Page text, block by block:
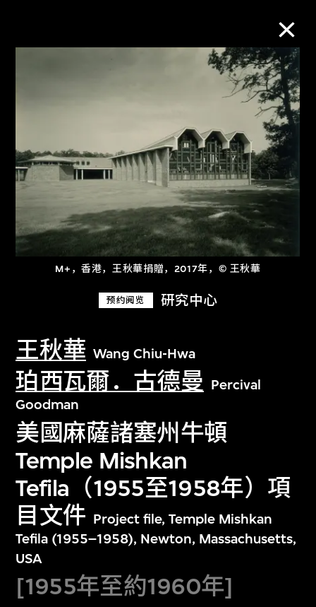
M+，香港，王秋華捐贈，2017年，© 王秋華
预约阅览 研究中心
王秋華 Wang Chiu-Hwa
珀西瓦爾．古德曼 Percival
Goodman
美國麻薩諸塞州牛頓
Temple Mishkan
Tefila（1955至1958年）項
目文件 Project file, Temple Mishkan
Tefila (1955–1958), Newton, Massachusetts,
USA
[1955年至約1960年]
M+藏品
搜索
关于M+藏品
探索世界顶级的二十及二十一世纪视觉